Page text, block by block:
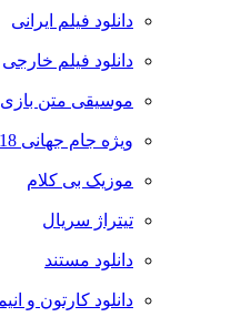
دانلود فیلم ایرانی
دانلود فیلم خارجی
موسیقی متن بازی و فیلم
ویژه جام جهانی 2018 روسیه
موزیک بی کلام
تیتراژ سریال
دانلود مستند
دانلود کارتون و انیمیشن